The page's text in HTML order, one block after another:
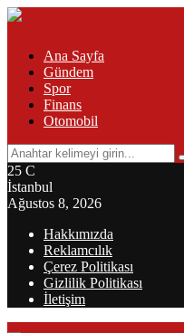
Ana Sayfa
Gündem
Spor
Finans
Otomobil
Search
for:
25 C
İstanbul
Ağustos 8, 2026
Hakkımızda
Reklamcılık
Çerez Politikası
Gizlilik Politikası
İletişim